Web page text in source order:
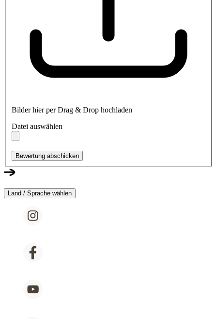
Bilder hier per Drag & Drop hochladen
Datei auswählen
Bewertung abschicken
Land / Sprache wählen